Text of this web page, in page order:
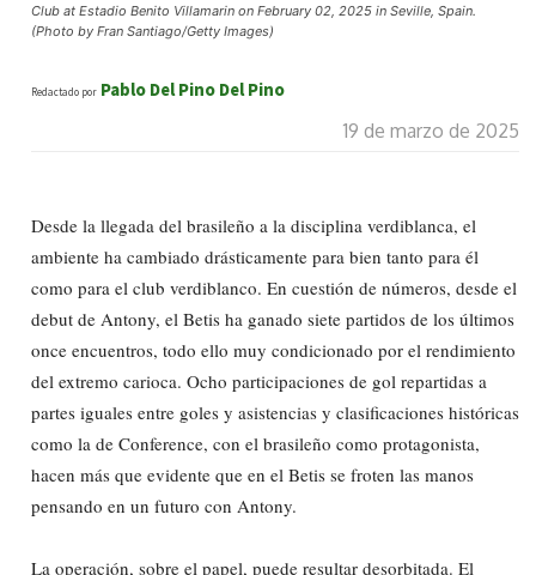
Club at Estadio Benito Villamarin on February 02, 2025 in Seville, Spain.
(Photo by Fran Santiago/Getty Images)
Redactado por Pablo Del Pino Del Pino
19 de marzo de 2025
Desde la llegada del brasileño a la disciplina verdiblanca, el
ambiente ha cambiado drásticamente para bien tanto para él
como para el club verdiblanco. En cuestión de números, desde el
debut de Antony, el Betis ha ganado siete partidos de los últimos
once encuentros, todo ello muy condicionado por el rendimiento
del extremo carioca. Ocho participaciones de gol repartidas a
partes iguales entre goles y asistencias y clasificaciones históricas
como la de Conference, con el brasileño como protagonista,
hacen más que evidente que en el Betis se froten las manos
pensando en un futuro con Antony.
La operación, sobre el papel, puede resultar desorbitada. El